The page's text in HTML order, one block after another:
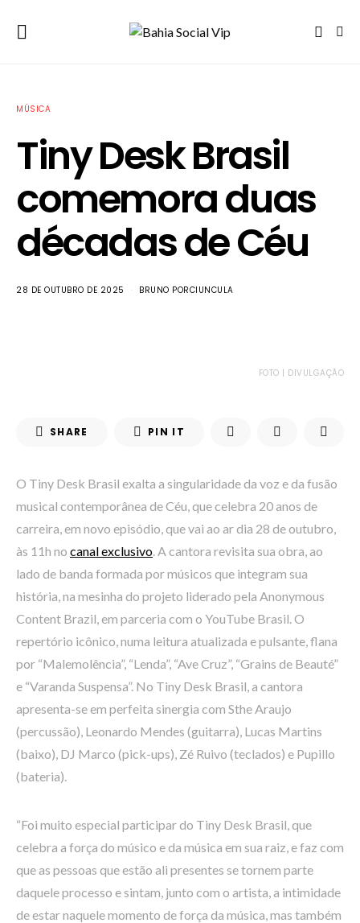
MÚSICA
Tiny Desk Brasil
comemora duas
décadas de Céu
28 DE OUTUBRO DE 2025 BRUNO PORCIUNCULA
FOTO | DIVULGAÇÃO
SHARE PIN IT
O Tiny Desk Brasil exalta a singularidade da voz e da fusão
musical contemporânea de Céu, que celebra 20 anos de
carreira, em novo episódio, que vai ao ar dia 28 de outubro,
às 11h no canal exclusivo. A cantora revisita sua obra, ao
lado de banda formada por músicos que integram sua
história, na mesinha do projeto liderado pela Anonymous
Content Brazil, em parceria com o YouTube Brasil. O
repertório icônico, numa leitura atualizada e pulsante, flana
por “Malemolência”, “Lenda”, “Ave Cruz”, “Grains de Beauté”
e “Varanda Suspensa”. No Tiny Desk Brasil, a cantora
apresenta-se em perfeita sinergia com Sthe Araujo
(percussão), Leonardo Mendes (guitarra), Lucas Martins
(baixo), DJ Marco (pick-ups), Zé Ruivo (teclados) e Pupillo
(bateria).
“Foi muito especial participar do Tiny Desk Brasil, que
celebra a força do músico e da música em sua raiz, e faz com
que as pessoas que estão ali presentes se tornem parte
daquele processo e sintam, junto com o artista, a intimidade
de estar naquele momento de força da música, mas também